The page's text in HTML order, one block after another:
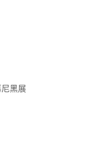
黑展